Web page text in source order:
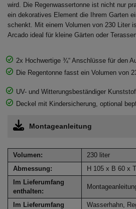
wird. Die Regenwassertonne ist nicht nur
ein dekoratives Element die Ihrem Garten
schenkt. Mit einem Volumen von 230 Liter
Arcado ideal für kleine Gärten oder
2x Hochwertige ¾“ Anschlüsse für den
Die Regentonne fasst ein Volumen von
UV- und Witterungsbeständiger
Deckel mit Kindersicherung, optional
Montageanleitung
Volumen:
230 liter
Abmessung:
H 105 x B 60 x
Im Lieferumfang
enthalten:
Im Lieferumfang
Wasserhahn,